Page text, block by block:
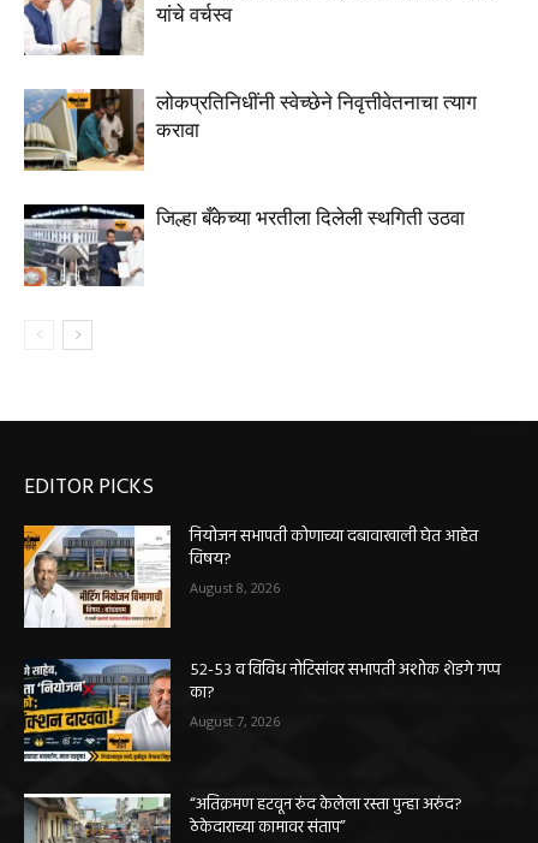
यांचे वर्चस्व
लोकप्रतिनिधींनी स्वेच्छेने निवृत्तीवेतनाचा त्याग
करावा
जिल्हा बँकेच्या भरतीला दिलेली स्थगिती उठवा
EDITOR PICKS
नियोजन सभापती कोणाच्या दबावाखाली घेत आहेत
विषय?
August 8, 2026
५२-५३ व विविध नोटिसांवर सभापती अशोक शेडगे गप्प
का?
August 7, 2026
“अतिक्रमण हटवून रुंद केलेला रस्ता पुन्हा अरुंद?
ठेकेदाराच्या कामावर संताप”